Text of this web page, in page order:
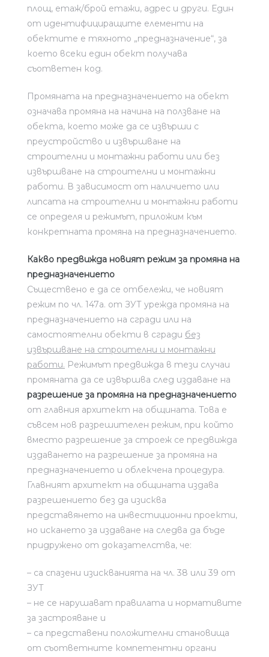
площ, етаж/брой етажи, адрес и други. Един
от идентифициращите елементи на
обектите е тяхното „предназначение“, за
което всеки един обект получава
съответен код.
Промяната на предназначението на обект
означава промяна на начина на ползване на
обекта, което може да се извърши с
преустройство и извършване на
строителни и монтажни работи или без
извършване на строителни и монтажни
работи. В зависимост от наличието или
липсата на строителни и монтажни работи
се определя и режимът, приложим към
конкретната промяна на предназначението.
Какво предвижда новият режим за промяна на
предназначението
Съществено е да се отбележи, че новият
режим по чл. 147а. от ЗУТ урежда промяна на
предназначението на сгради или на
самостоятелни обекти в сгради без
извършване на строителни и монтажни
работи. Режимът предвижда в тези случаи
промяната да се извършва след издаване на
разрешение за промяна на предназначението
от главния архитект на общината. Това е
съвсем нов разрешителен режим, при който
вместо разрешение за строеж се предвижда
издаването на разрешение за промяна на
предназначението и облекчена процедура.
Главният архитект на общината издава
разрешението без да изисква
представянето на инвестиционни проекти,
но искането за издаване на следва да бъде
придружено от доказателства, че:
– са спазени изискванията на чл. 38 или 39 от
ЗУТ
– не се нарушават правилата и нормативите
за застрояване и
– са представени положителни становища
от съответните компетентни органи